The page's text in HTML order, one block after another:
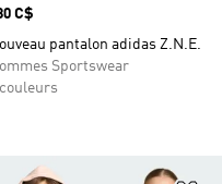
C$
pantalon adidas Z.N.E.
Sportswear